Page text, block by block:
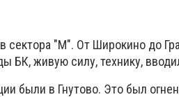
сектора "М". От Широкино до
БК, живую силу, технику,
были в Гнутово. Это был